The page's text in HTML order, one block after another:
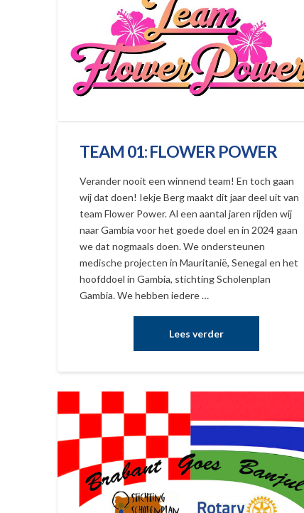
TEAM 01: FLOWER POWER
Verander nooit een winnend team! En toch gaan
wij dat doen! Iekje Berg maakt dit jaar deel uit van
team Flower Power. Al een aantal jaren rijden wij
naar Gambia voor het goede doel en in 2024 gaan
we dat nogmaals doen. We ondersteunen
medische projecten in Mauritanië, Senegal en het
hoofddoel in Gambia, stichting Scholenplan
Gambia. We hebben iedere …